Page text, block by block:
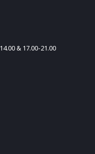
& 17.00-21.00